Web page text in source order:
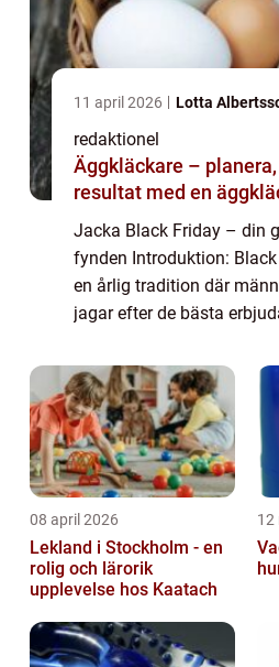
11 april 2026 Lotta
redaktionel
Äggkläckare –
resultat med en
Jacka Black Friday – din
fynden Introduktion:
en årlig tradition där
jagar efter de bästa
populär under denna
08 april 2026
Lekland i Stockholm - en
rolig och lärorik
upplevelse hos Kaatach
12